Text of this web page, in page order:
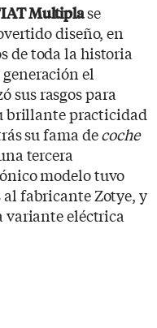
Multiplase
diseño, en
de toda la historia
el
sus rasgos para
brillante practicidad
su fama decoche
tercera
modelo tuvo
fabricante Zotye, y
variante eléctrica